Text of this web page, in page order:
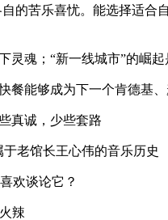
的苦乐喜忧。能选择适合
灵魂；“新一线城市”的崛
餐能够成为下一个肯德基、
真诚，少些套路
老馆长王心伟的音乐历史
欢谈论它？
辣